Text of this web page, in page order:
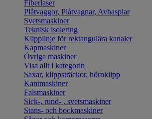
Fiberlaser
Plåtvaggor, Plåtvagnar, Avhasplar
Svetsmaskiner
Teknisk isolering
Klipplinje för rektangulära kanaler
Kapmaskiner
Övriga maskiner
Visa allt i kategorin
Saxar, klippsträckor, hörnklipp
Kantmaskiner
Falsmaskiner
Sick-, rund- , svetsmaskiner
Stans- och bockmaskiner